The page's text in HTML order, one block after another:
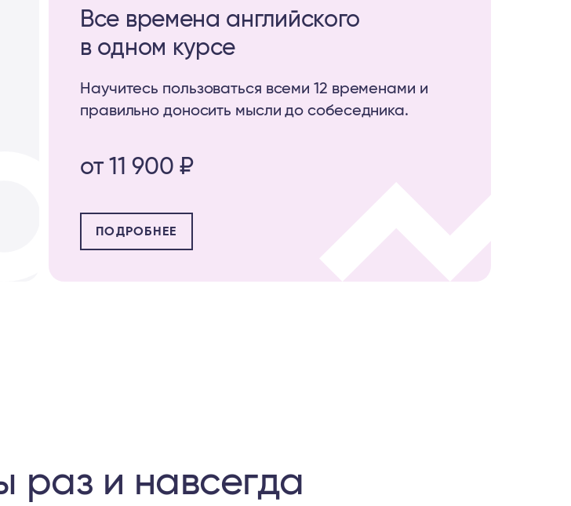
Все времена английского
в одном курсе
Научитесь пользоваться всеми 12 временами и
правильно доносить мысли до собеседника.
от 11 900 ₽
ПОДРОБНЕЕ
раз и навсегда